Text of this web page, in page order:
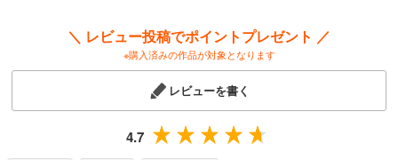
＼ レビュー投稿でポイントプレゼント ／
※購入済みの作品が対象となります
レビューを書く
4.7